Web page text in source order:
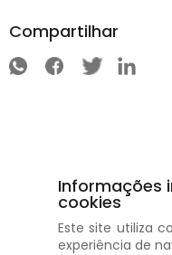
Compartilhar
Informações
cookies
Este site utiliza
experiência de